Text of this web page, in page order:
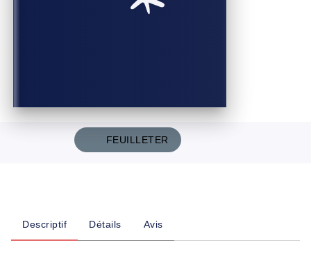
FEUILLETER
Descriptif Détails Avis